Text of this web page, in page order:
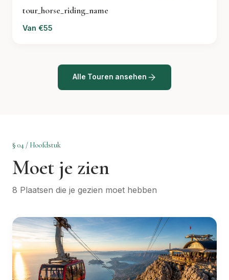
tour_horse_riding_name
Van €55
Alle Touren ansehen
§ 04 / Hoofdstuk
Moet je zien
8 Plaatsen die je gezien moet hebben